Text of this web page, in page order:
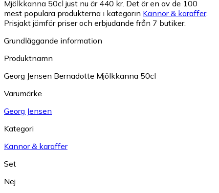
Mjölkkanna 50cl just nu är 440 kr. Det är en av de 100
mest populära produkterna i kategorin Kannor & karaffer.
Prisjakt jämför priser och erbjudande från 7 butiker.
Grundläggande information
Produktnamn
Georg Jensen Bernadotte Mjölkkanna 50cl
Varumärke
Georg Jensen
Kategori
Kannor & karaffer
Set
Nej